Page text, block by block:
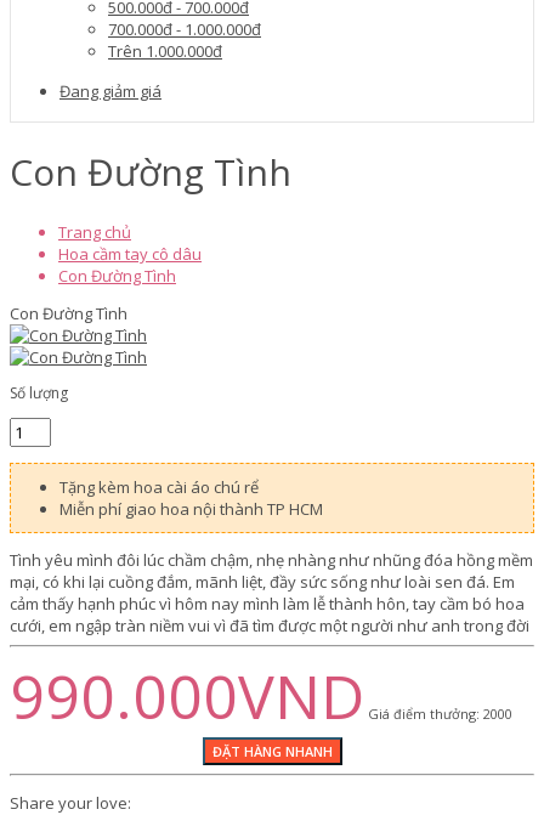
500.000đ - 700.000đ
700.000đ - 1.000.000đ
Trên 1.000.000đ
Đang giảm giá
Con Đường Tình
Trang chủ
Hoa cầm tay cô dâu
Con Đường Tình
Con Đường Tình
Số lượng
Tặng kèm hoa cài áo chú rể
Miễn phí giao hoa nội thành TP HCM
Tình yêu mình đôi lúc chầm chậm, nhẹ nhàng như nhũng đóa hồng mềm
mại, có khi lại cuồng đắm, mãnh liệt, đầy sức sống như loài sen đá. Em
cảm thấy hạnh phúc vì hôm nay mình làm lễ thành hôn, tay cầm bó hoa
cưới, em ngập tràn niềm vui vì đã tìm được một người như anh trong đời
990.000VND Giá điểm thưởng: 2000
Share your love: